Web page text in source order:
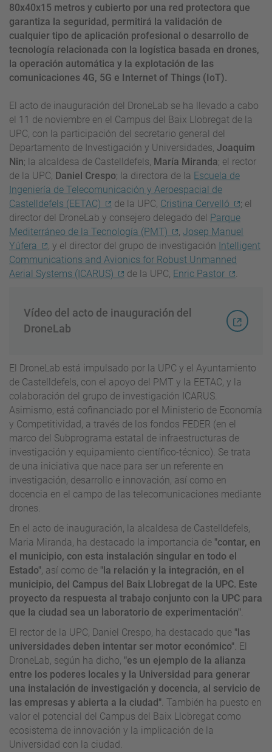
80x40x15 metros y cubierto por una red protectora que
garantiza la seguridad, permitirá la validación de
cualquier tipo de aplicación profesional o desarrollo de
tecnología relacionada con la logística basada en drones,
la operación automática y la explotación de las
comunicaciones 4G, 5G e Internet of Things (IoT).
El acto de inauguración del DroneLab se ha llevado a cabo
el 11 de noviembre en el Campus del Baix Llobregat de la
UPC, con la participación del secretario general del
Departamento de Investigación y Universidades, Joaquim
Nin; la alcaldesa de Castelldefels, María Miranda; el rector
de la UPC, Daniel Crespo; la directora de la Escuela de
Ingeniería de Telecomunicación y Aeroespacial de
Castelldefels (EETAC)
de la UPC, Cristina Cervelló
; el
director del DroneLab y consejero delegado del Parque
Mediterráneo de la Tecnología (PMT)
, Josep Manuel
Yúfera
, y el director del grupo de investigación Intelligent
Communications and Avionics for Robust Unmanned
Aerial Systems (ICARUS)
de la UPC, Enric Pastor .
Vídeo del acto de inauguración del
DroneLab
El DroneLab está impulsado por la UPC y el Ayuntamiento
de Castelldefels, con el apoyo del PMT y la EETAC, y la
colaboración del grupo de investigación ICARUS.
Asimismo, está cofinanciado por el Ministerio de Economía
y Competitividad, a través de los fondos FEDER (en el
marco del Subprograma estatal de infraestructuras de
investigación y equipamiento científico-técnico). Se trata
de una iniciativa que nace para ser un referente en
investigación, desarrollo e innovación, así como en
docencia en el campo de las telecomunicaciones mediante
drones.
En el acto de inauguración, la alcaldesa de Castelldefels,
Maria Miranda, ha destacado la importancia de "contar, en
el municipio, con esta instalación singular en todo el
Estado", así como de "la relación y la integración, en el
municipio, del Campus del Baix Llobregat de la UPC. Este
proyecto da respuesta al trabajo conjunto con la UPC para
que la ciudad sea un laboratorio de experimentación".
El rector de la UPC, Daniel Crespo, ha destacado que "las
universidades deben intentar ser motor económico". El
DroneLab, según ha dicho, "es un ejemplo de la alianza
entre los poderes locales y la Universidad para generar
una instalación de investigación y docencia, al servicio de
las empresas y abierta a la ciudad". También ha puesto en
valor el potencial del Campus del Baix Llobregat como
ecosistema de innovación y la implicación de la
Universidad con la ciudad.